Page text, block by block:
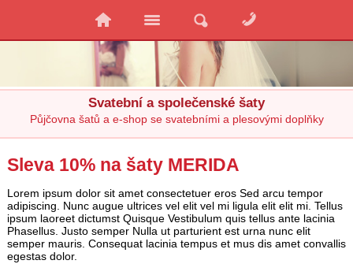
Svatební a společenské šaty
Půjčovna šatů a e-shop se svatebními a plesovými doplňky
Sleva 10% na šaty MERIDA
Lorem ipsum dolor sit amet consectetuer eros Sed arcu tempor
adipiscing. Nunc augue ultrices vel elit vel mi ligula elit elit mi. Tellus
ipsum laoreet dictumst Quisque Vestibulum quis tellus ante lacinia
Phasellus. Justo semper Nulla ut parturient est urna nunc elit
semper mauris. Consequat lacinia tempus et mus dis amet convallis
egestas dolor.